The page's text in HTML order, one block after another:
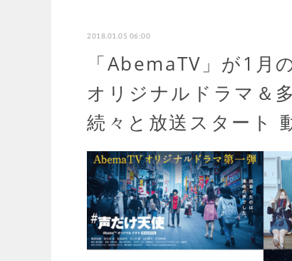
2018.01.05 06:00
「AbemaTV」が1月
オリジナルドラマ＆
続々と放送スタート